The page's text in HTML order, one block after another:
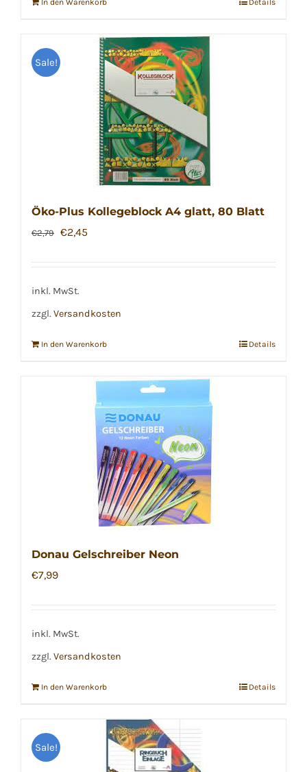
In den Warenkorb Details
Sale!
Öko-Plus Kollegeblock A4 glatt, 80 Blatt
€2,79 Ursprünglicher
€2,79
€2,45
inkl. MwSt.
zzgl. Versandkosten
In den Warenkorb Details
Donau Gelschreiber Neon
€7,99
inkl. MwSt.
zzgl. Versandkosten
In den Warenkorb Details
Sale!